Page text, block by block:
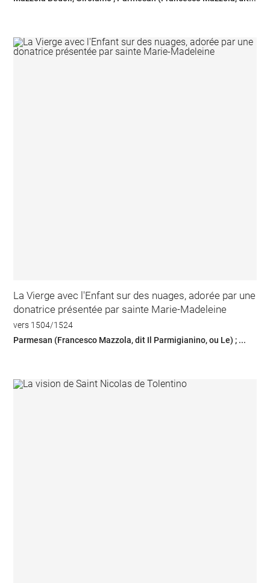
La Vierge avec l'Enfant sur des nuages, adorée par une
donatrice présentée par sainte Marie-Madeleine
vers 1504/1524
Parmesan (Francesco Mazzola, dit Il Parmigianino, ou Le) ; ...